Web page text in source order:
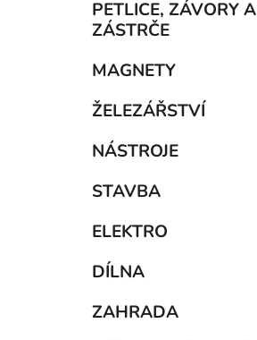
PETLICE, ZÁVORY A
ZÁSTRČE
MAGNETY
ŽELEZÁŘSTVÍ
NÁSTROJE
STAVBA
ELEKTRO
DÍLNA
ZAHRADA